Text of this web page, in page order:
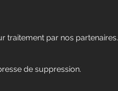
traitement par nos partenaires.
de suppression.